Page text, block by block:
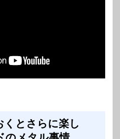
くとさらに楽し